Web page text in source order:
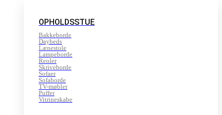
OPHOLDSSTUE
Bakkeborde
Daybeds
Lænestole
Lampeborde
Reoler
Skriveborde
Sofaer
Sofaborde
TV-møbler
Puffer
Vitrineskabe